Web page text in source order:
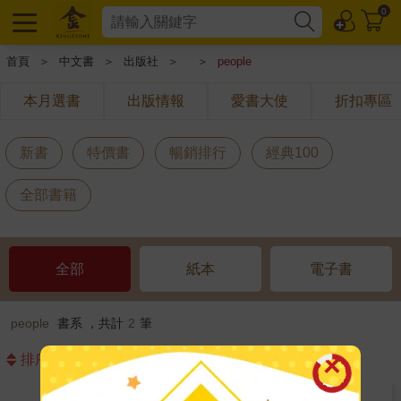
0
首頁 ＞ 中文書 ＞ 出版社 ＞ ＞ people
本月選書 出版情報 愛書大使 折扣專區
新書 特價書 暢銷排行 經典100
全部書籍
全部 紙本 電子書
people 書系 ，共計 2 筆
排序